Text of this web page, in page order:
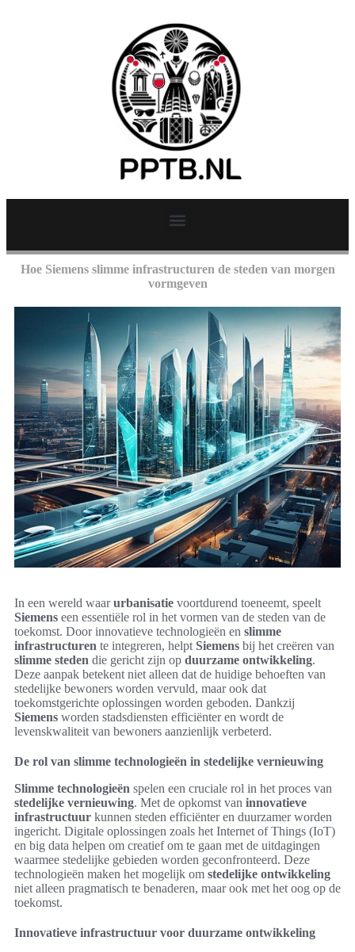
Hoe Siemens slimme infrastructuren de steden van morgen
vormgeven
In een wereld waarurbanisatie voortdurend toeneemt, speelt
Siemens een essentiële rol in het vormen van de steden van de
toekomst. Door innovatieve technologieën en slimme
infrastructuren te integreren, helpt Siemens bij het creëren van
slimme steden die gericht zijn op duurzame ontwikkeling.
Deze aanpak betekent niet alleen dat de huidige behoeften van
stedelijke bewoners worden vervuld, maar ook dat
toekomstgerichte oplossingen worden geboden. Dankzij
Siemens worden stadsdiensten efficiënter en wordt de
levenskwaliteit van bewoners aanzienlijk verbeterd.
De rol van slimme technologieën in stedelijke vernieuwing
Slimme technologieën spelen een cruciale rol in het proces van
stedelijke vernieuwing. Met de opkomst van innovatieve
infrastructuur kunnen steden efficiënter en duurzamer worden
ingericht. Digitale oplossingen zoals het Internet of Things (IoT)
en big data helpen om creatief om te gaan met de uitdagingen
waarmee stedelijke gebieden worden geconfronteerd. Deze
technologieën maken het mogelijk om stedelijke ontwikkeling
niet alleen pragmatisch te benaderen, maar ook met het oog op de
toekomst.
Innovatieve infrastructuur voor duurzame ontwikkeling